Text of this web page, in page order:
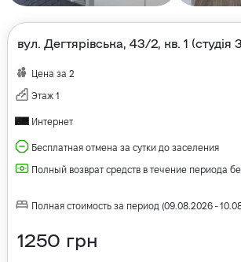
вул. Дегтярівська, 43/2, кв. 1 (студія
Цена за 2
Этаж 1
Интернет
Бесплатная отмена за сутки до заселения
Полный возврат средств в течение периода
Полная стоимость за период (09.08.2026-
1250 грн